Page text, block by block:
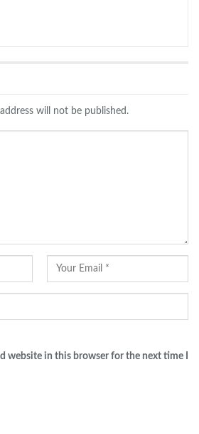
will not be published.
website in this browser for the next time I